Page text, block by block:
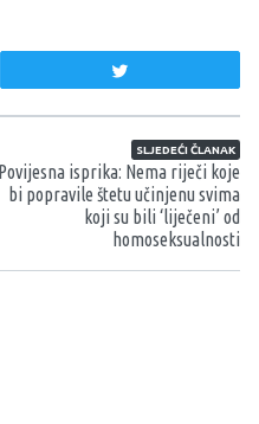
SLJEDEĆI ČLANAK
Povijesna isprika: Nema riječi koje
bi popravile štetu učinjenu svima
koji su bili ‘liječeni’ od
homoseksualnosti